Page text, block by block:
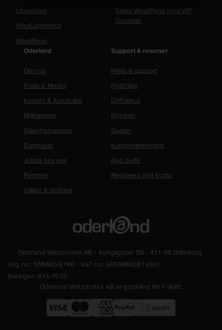
Utvecklare
WooCommerce
WordPress
Säker WordPress med WP
Guardian
Oderland
Om oss
Press & Media
Kunder & kundcase
Miljöarbete
Säkerhetsarbete
Datahallar
Jobba hos oss
Partners
Villkor & policies
Support & resurser
Hjälp & support
Flytthjälp
Driftstatus
Nyheter
Guider
Kundavdelningen
App Suite
Registrera nytt konto
Oderland Webbhotell AB Kungsgatan 56
411 08 Göteborg
Org. no: 556680-8746
VAT no: SE556680874601
Bankgiro: 611-7535
Oderland Webbhotell AB är godkänd för F-skatt.